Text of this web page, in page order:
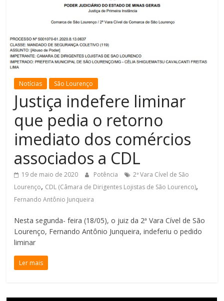
Notícias São Lourenço
Justiça indefere liminar
que pedia o retorno
imediato dos comércios
associados a CDL
19 de maio de 2020 Potência
2ª Vara Cível de São
Lourenço, CDL (Câmara de Dirigentes Lojistas de São Lourenco),
Fernando Antônio Junqueira
Nesta segunda- feira (18/05), o juiz da 2ª Vara Cível de São
Lourenço, Fernando Antônio Junqueira, indeferiu o pedido
liminar
Ler mais